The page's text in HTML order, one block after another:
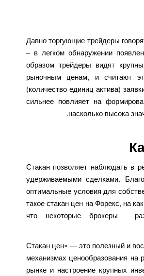
Давно торгующие трейдеры
– в легком обнаружении
образом трейдеры видят
рыночным ценам, и считают
(количество единиц актива)
сильнее повлияет на
насколько высока
Стакан позволяет наблюдать в
удерживаемыми сделками.
оптимальные условия для
такое стакан цен на Форекс, на
что некоторые брокеры
«Стакан цен» — это полезный и
механизмах ценообразования
рынке и настроение крупных